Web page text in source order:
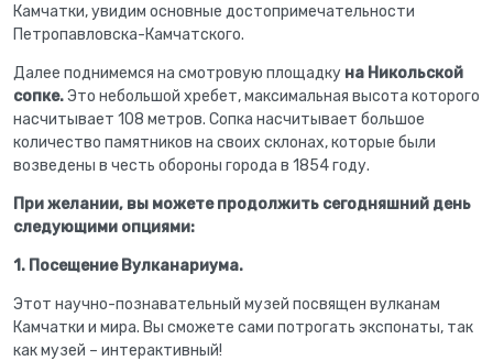
Камчатки, увидим основные достопримечательности
Петропавловска-Камчатского.
Далее поднимемся на смотровую площадку на Никольской
сопке.Это небольшой хребет, максимальная высота которого
насчитывает 108 метров. Сопка насчитывает большое
количество памятников на своих склонах, которые были
возведены в честь обороны города в 1854 году.
При желании, вы можете продолжить сегодняшний день
следующими опциями:
1. Посещение Вулканариума.
Этот научно-познавательный музей посвящен вулканам
Камчатки и мира. Вы сможете сами потрогать экспонаты, так
как музей – интерактивный!